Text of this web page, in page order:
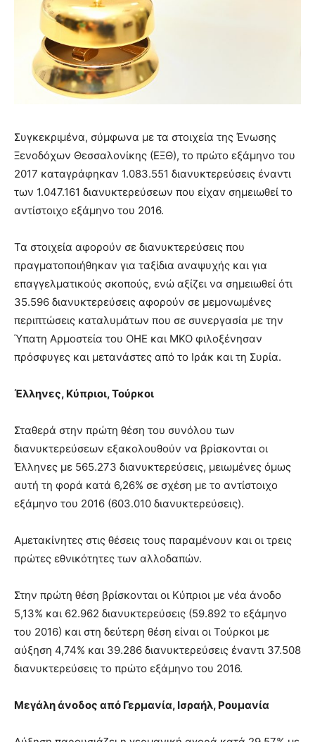
Συγκεκριμένα, σύμφωνα με τα στοιχεία της Ένωσης
Ξενοδόχων Θεσσαλονίκης (ΕΞΘ), το πρώτο εξάμηνο του
2017 καταγράφηκαν 1.083.551 διανυκτερεύσεις έναντι
των 1.047.161 διανυκτερεύσεων που είχαν σημειωθεί το
αντίστοιχο εξάμηνο του 2016.
Τα στοιχεία αφορούν σε διανυκτερεύσεις που
πραγματοποιήθηκαν για ταξίδια αναψυχής και για
επαγγελματικούς σκοπούς, ενώ αξίζει να σημειωθεί ότι
35.596 διανυκτερεύσεις αφορούν σε μεμονωμένες
περιπτώσεις καταλυμάτων που σε συνεργασία με την
Ύπατη Αρμοστεία του ΟΗΕ και ΜΚΟ φιλοξένησαν
πρόσφυγες και μετανάστες από το Ιράκ και τη Συρία.
Έλληνες, Κύπριοι, Τούρκοι
Σταθερά στην πρώτη θέση του συνόλου των
διανυκτερεύσεων εξακολουθούν να βρίσκονται οι
Έλληνες με 565.273 διανυκτερεύσεις, μειωμένες όμως
αυτή τη φορά κατά 6,26% σε σχέση με το αντίστοιχο
εξάμηνο του 2016 (603.010 διανυκτερεύσεις).
Αμετακίνητες στις θέσεις τους παραμένουν και οι τρεις
πρώτες εθνικότητες των αλλοδαπών.
Στην πρώτη θέση βρίσκονται οι Κύπριοι με νέα άνοδο
5,13% και 62.962 διανυκτερεύσεις (59.892 το εξάμηνο
του 2016) και στη δεύτερη θέση είναι οι Τούρκοι με
αύξηση 4,74% και 39.286 διανυκτερεύσεις έναντι 37.508
διανυκτερεύσεις το πρώτο εξάμηνο του 2016.
Μεγάλη άνοδος από Γερμανία, Ισραήλ, Ρουμανία